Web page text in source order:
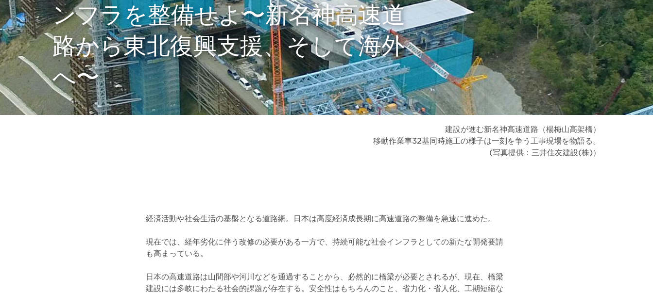
ンフラを整備せよ〜新名神高速道
路から東北復興支援、そして海外
へ〜
建設が進む新名神高速道路（楊梅山高架橋）
移動作業車32基同時施工の様子は一刻を争う工事現場を物語る。
(写真提供：三井住友建設(株)）
経済活動や社会生活の基盤となる道路網。日本は高度経済成長期に高速道路の整備を急速に進めた。
現在では、経年劣化に伴う改修の必要がある一方で、持続可能な社会インフラとしての新たな開発要請
も高まっている。
日本の高速道路は山間部や河川などを通過することから、必然的に橋梁が必要とされるが、現在、橋梁
建設には多岐にわたる社会的課題が存在する。安全性はもちろんのこと、省力化・省人化、工期短縮な